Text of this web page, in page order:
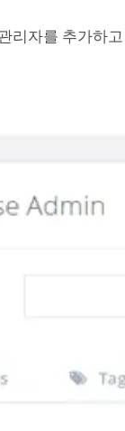
리자를 추가하